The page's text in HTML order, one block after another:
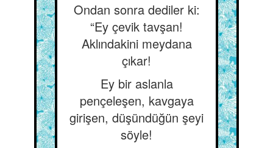
Ondan sonra dediler ki:
“Ey çevik tavşan!
Aklındakini meydana
çıkar!
Ey bir aslanla
pençeleşen, kavgaya
girişen, düşündüğün şeyi
söyle!